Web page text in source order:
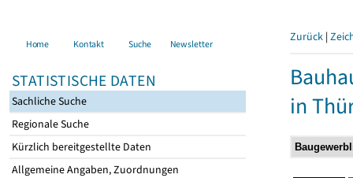
Home Kontakt Suche Newsletter
STATISTISCHE DATEN
Sachliche Suche
Regionale Suche
Kürzlich bereitgestellte Daten
Allgemeine Angaben, Zuordnungen
Zurück |
in